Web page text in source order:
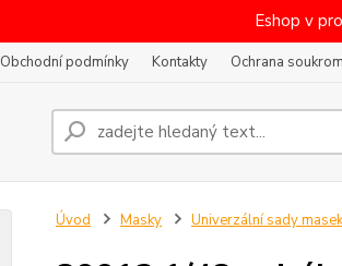
Eshop v
Obchodní podmínky Kontakty Ochrana
Úvod Masky Univerzální sady